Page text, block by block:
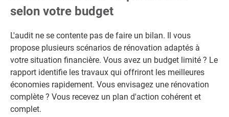
selon votre budget
L'audit ne se contente pas de faire un bilan. Il vous
propose plusieurs scénarios de rénovation adaptés à
votre situation financière. Vous avez un budget limité ? Le
rapport identifie les travaux qui offriront les meilleures
économies rapidement. Vous envisagez une rénovation
complète ? Vous recevez un plan d'action cohérent et
complet.